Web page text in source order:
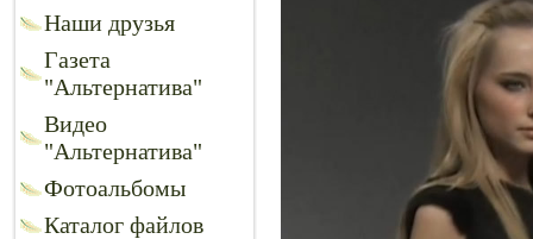
Наши друзья
Газета
"Альтернатива"
Видео
"Альтернатива"
Фотоальбомы
Каталог файлов